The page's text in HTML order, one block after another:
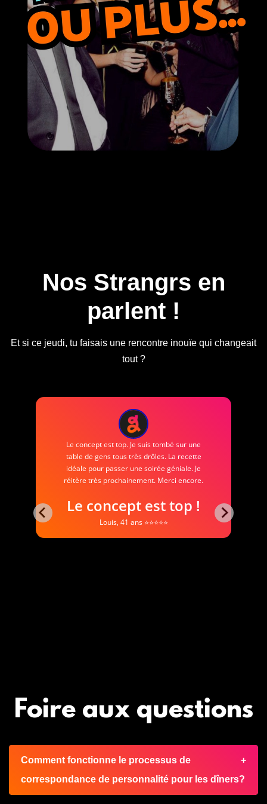
Nos Strangrs en
parlent !
Et si ce jeudi, tu faisais une rencontre inouïe qui changeait
tout ?
Très honnêtement, je ne m'attendais pas à
grand-chose, mais j'y suis allé sur les
conseils d'une amie qui avait déjà tenté
l'expérience. Et à ma grande surprise, j'ai
deux avec qui nous nous sommes déjà
revus. Je retenterai l'expérience très bientôt.
Très agréablement
Foire aux questions
Comment fonctionne le processus de
correspondance de personnalité pour les dîners?